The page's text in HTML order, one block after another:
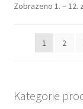
Zobrazeno 1. – 12.
1 2
Kategorie